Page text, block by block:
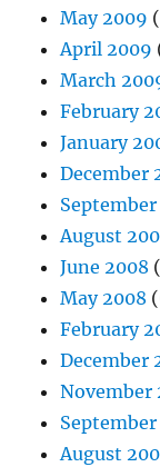
May 2009
April 2009
March
February
January
December
August
June 2008
May 2008
February
December
November
August